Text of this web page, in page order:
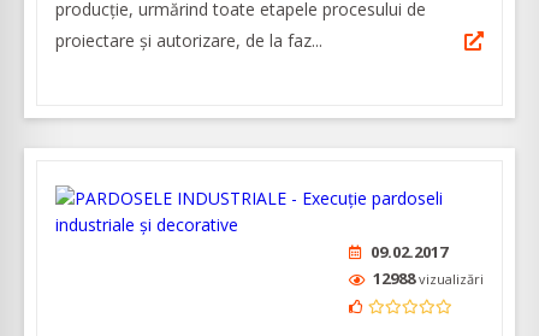
producție, urmărind toate etapele procesului de
proiectare și autorizare, de la faz...
09.02.2017
12988vizualizări